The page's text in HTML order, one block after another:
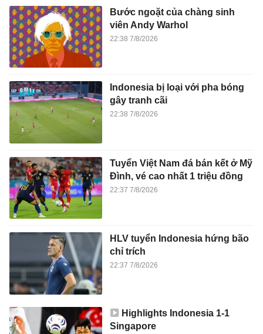
Bước ngoặt của chàng sinh
viên Andy Warhol
22:38 7/8/2026
Indonesia bị loại với pha bóng
gây tranh cãi
22:38 7/8/2026
Tuyển Việt Nam đá bán kết ở Mỹ
Đình, vé cao nhất 1 triệu đồng
22:37 7/8/2026
HLV tuyển Indonesia hứng bão
chỉ trích
22:37 7/8/2026
Highlights Indonesia 1-1
Singapore